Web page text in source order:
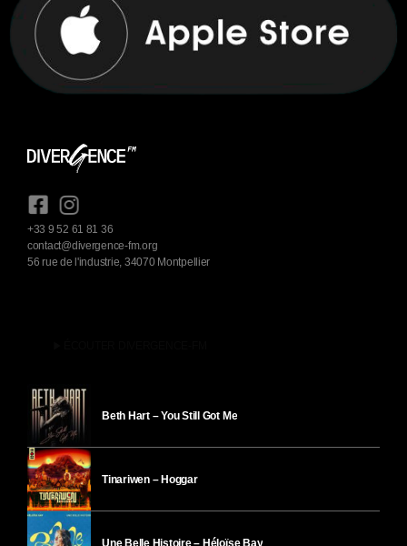
+33 9 52 61 81 36
contact@divergence-fm.org
56 rue de l'industrie, 34070 Montpellier
Beth Hart – You Still Got Me
Tinariwen – Hoggar
Une Belle Histoire – Héloïse Bay